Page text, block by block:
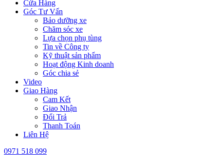
Cửa Hàng
Góc Tư Vấn
Bảo dưỡng xe
Chăm sóc xe
Lựa chọn phụ tùng
Tin về Công ty
Kỹ thuật sản phẩm
Hoạt động Kinh doanh
Góc chia sẻ
Video
Giao Hàng
Cam Kết
Giao Nhận
Đổi Trả
Thanh Toán
Liên Hệ
0971 518 099